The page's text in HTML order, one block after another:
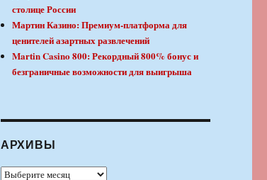
столице России
Мартин Казино: Премиум-платформа для
ценителей азартных развлечений
Martin Casino 800: Рекордный 800% бонус и
безграничные возможности для выигрыша
АРХИВЫ
Архивы